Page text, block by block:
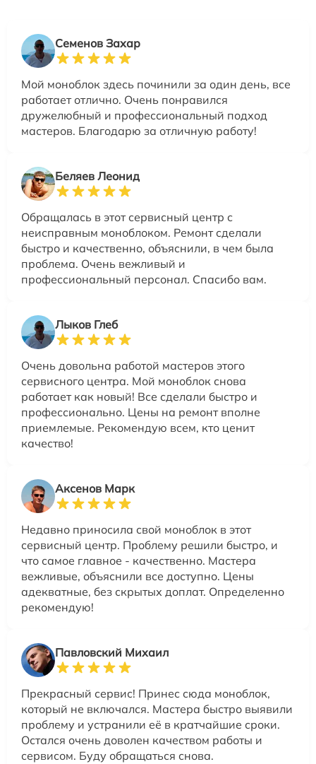
Семенов Захар
Мой моноблок здесь починили за один день, все
работает отлично. Очень понравился
дружелюбный и профессиональный подход
мастеров. Благодарю за отличную работу!
Беляев Леонид
Обращалась в этот сервисный центр с
неисправным моноблоком. Ремонт сделали
быстро и качественно, объяснили, в чем была
проблема. Очень вежливый и
профессиональный персонал. Спасибо вам.
Лыков Глеб
Очень довольна работой мастеров этого
сервисного центра. Мой моноблок снова
работает как новый! Все сделали быстро и
профессионально. Цены на ремонт вполне
приемлемые. Рекомендую всем, кто ценит
качество!
Аксенов Марк
Недавно приносила свой моноблок в этот
сервисный центр. Проблему решили быстро, и
что самое главное - качественно. Мастера
вежливые, объяснили все доступно. Цены
адекватные, без скрытых доплат. Определенно
рекомендую!
Павловский Михаил
Прекрасный сервис! Принес сюда моноблок,
который не включался. Мастера быстро выявили
проблему и устранили её в кратчайшие сроки.
Остался очень доволен качеством работы и
сервисом. Буду обращаться снова.